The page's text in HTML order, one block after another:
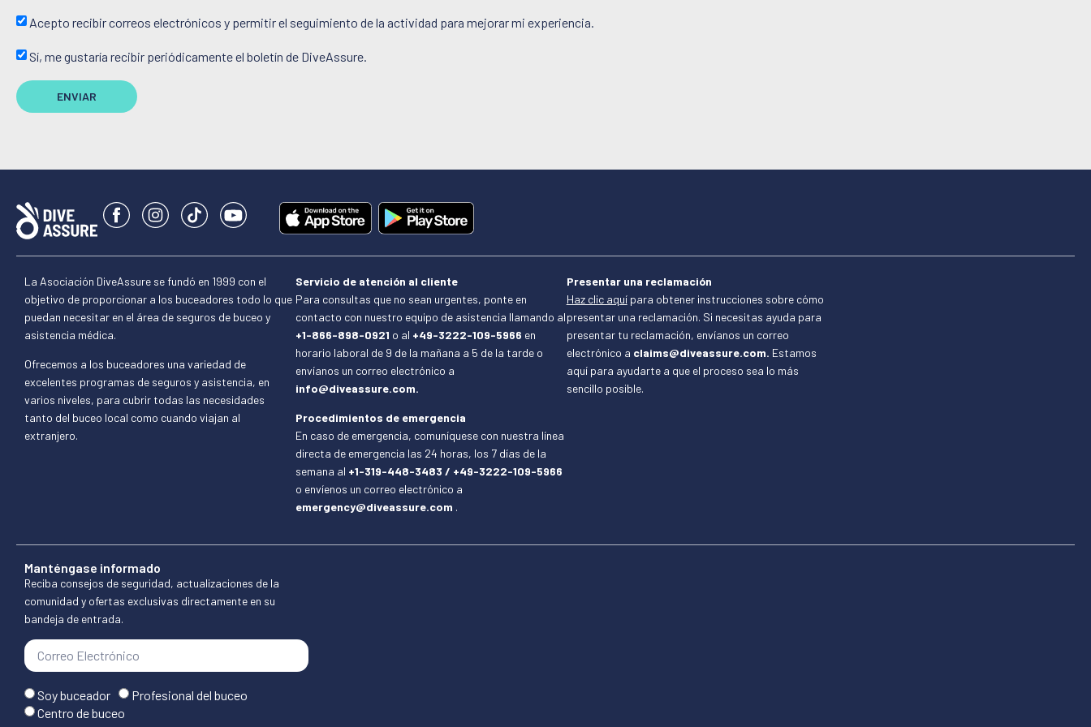
Acepto recibir correos electrónicos y permitir el seguimiento de la actividad para mejorar mi experiencia.
Sí, me gustaría recibir periódicamente el boletín de DiveAssure.
ENVIAR
La Asociación DiveAssure se fundó en 1999 con el
objetivo de proporcionar a los buceadores todo lo que
puedan necesitar en el área de seguros de buceo y
asistencia médica.
Ofrecemos a los buceadores una variedad de
excelentes programas de seguros y asistencia, en
varios niveles, para cubrir todas las necesidades
tanto del buceo local como cuando viajan al
extranjero.
Servicio de atención al cliente
Para consultas que no sean urgentes, ponte en
contacto con nuestro equipo de asistencia llamando al
+1-866-898-0921 o al +49-3222-109-5966 en
horario laboral de 9 de la mañana a 5 de la tarde o
envíanos un correo electrónico a
info@diveassure.com.
Procedimientos de emergencia
En caso de emergencia, comuníquese con nuestra línea
directa de emergencia las 24 horas, los 7 días de la
semana al +1-319-448-3483 / +49-3222-109-5966
o envíenos un correo electrónico a
emergency@diveassure.com .
Presentar una reclamación
Haz clic aquípara obtener instrucciones sobre cómo
presentar una reclamación. Si necesitas ayuda para
presentar tu reclamación, envíanos un correo
electrónico a claims@diveassure.com. Estamos
aquí para ayudarte a que el proceso sea lo más
sencillo posible.
Manténgase informado
Reciba consejos de seguridad, actualizaciones de la
comunidad y ofertas exclusivas directamente en su
bandeja de entrada.
Soy buceador
Profesional del buceo
Centro de buceo